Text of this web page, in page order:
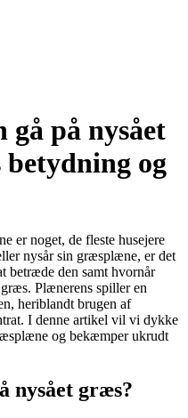
på nysået
og
er noget, de fleste husejere
nysår sin græsplæne, er det
betræde den samt hvornår
Plænerens spiller en
heriblandt brugen af
I denne artikel vil vi dykke
og bekæmper ukrudt
nysået græs?